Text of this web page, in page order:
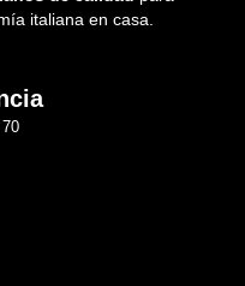
italiana en casa.